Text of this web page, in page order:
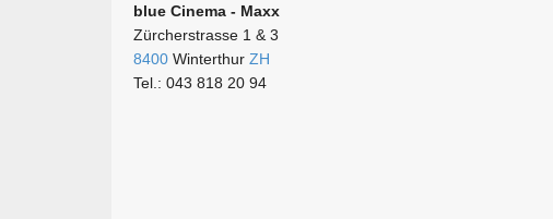
blue Cinema - Maxx
Zürcherstrasse 1 & 3
8400 Winterthur ZH
Tel.: 043 818 20 94